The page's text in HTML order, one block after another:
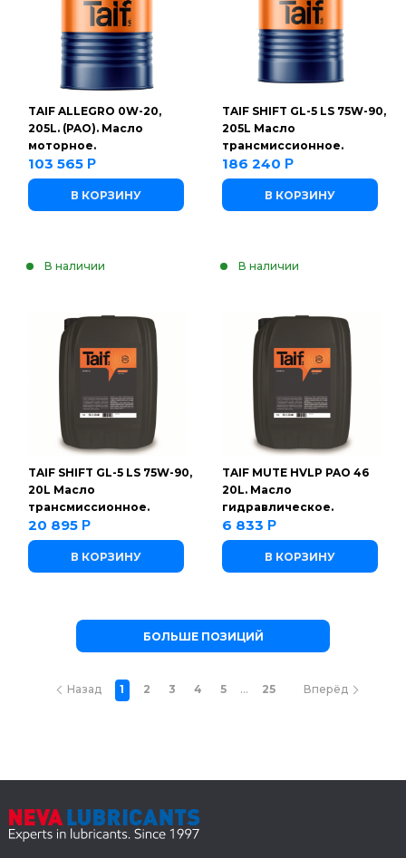
TAIF ALLEGRO 0W-20,
205L. (PAO). Масло
моторное.
103 565 Р
В КОРЗИНУ
TAIF SHIFT GL-5 LS 75W-90,
205L Масло
трансмиссионное.
186 240 Р
В КОРЗИНУ
В наличии
TAIF SHIFT GL-5 LS 75W-90,
20L Масло
трансмиссионное.
20 895 Р
В КОРЗИНУ
В наличии
TAIF MUTE HVLP PAO 46
20L. Масло
гидравлическое.
6 833 Р
В КОРЗИНУ
БОЛЬШЕ ПОЗИЦИЙ
Назад 1 2 3 4 5 ... 25 Вперёд